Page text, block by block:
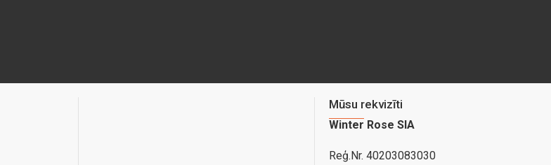
Mūsu rekvizīti
Winter Rose SIA
Reģ.Nr. 40203083030